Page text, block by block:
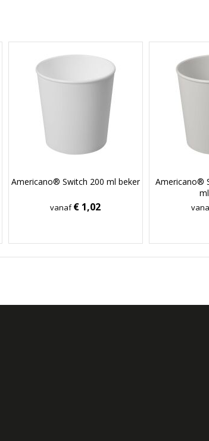
Americano® Switch 200 ml beker
vanaf€ 1,02
Americano®